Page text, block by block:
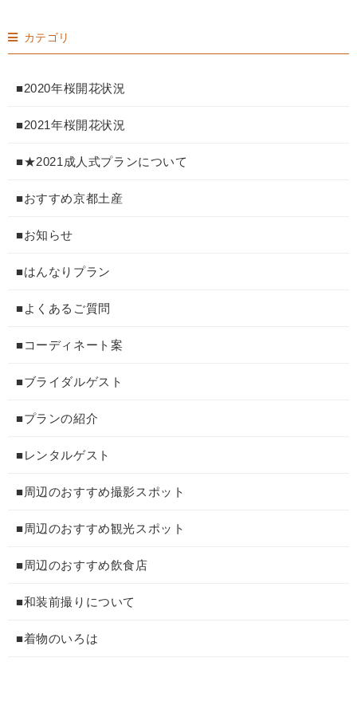
カテゴリ
■2020年桜開花状況
■2021年桜開花状況
■★2021成人式プランについて
■おすすめ京都土産
■お知らせ
■はんなりプラン
■よくあるご質問
■コーディネート案
■ブライダルゲスト
■プランの紹介
■レンタルゲスト
■周辺のおすすめ撮影スポット
■周辺のおすすめ観光スポット
■周辺のおすすめ飲食店
■和装前撮りについて
■着物のいろは